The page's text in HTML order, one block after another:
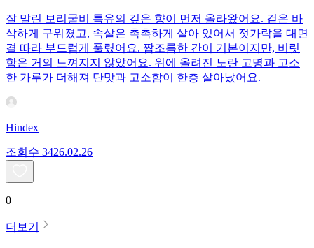
잘 말린 보리굴비 특유의 깊은 향이 먼저 올라왔어요. 겉은 바
삭하게 구워졌고, 속살은 촉촉하게 살아 있어서 젓가락을 대면
결 따라 부드럽게 풀렸어요. 짭조름한 간이 기본이지만, 비릿
함은 거의 느껴지지 않았어요. 위에 올려진 노란 고명과 고소
한 가루가 더해져 단맛과 고소함이 한층 살아났어요.
Hindex
조회수 3426.02.26
0
더보기